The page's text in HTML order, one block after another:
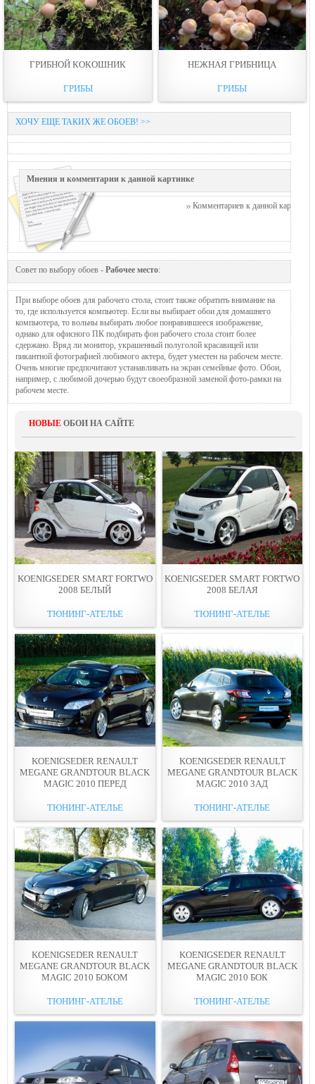
ГРИБНОЙ КОКОШНИК
ГРИБЫ
НЕЖНАЯ ГРИБНИЦА
ГРИБЫ
ХОЧУ ЕЩЕ ТАКИХ ЖЕ ОБОЕВ! >>
Мнения и комментарии к данной картинке
Комментариев к данной картинке
Совет по выбору обоев - Рабочее место:
При выборе обоев для рабочего стола, стоит также обратить внимание на
то, где используется компьютер. Если вы выбирает обои для домашнего
компьютера, то вольны выбирать любое понравившееся изображение,
однако для офисного ПК подбирать фон рабочего стола стоит более
сдержано. Вряд ли монитор, украшенный полуголой красавицей или
пикантной фотографией любимого актера, будет уместен на рабочем месте.
Очень многие предпочитают устанавливать на экран семейные фото. Обои,
например, с любимой дочерью будут своеобразной заменой фото-рамки на
рабочем месте.
НОВЫЕ ОБОИ НА САЙТЕ
KOENIGSEDER SMART FORTWO
2008 БЕЛЫЙ
ТЮНИНГ-АТЕЛЬЕ
KOENIGSEDER SMART FORTWO
2008 БЕЛАЯ
ТЮНИНГ-АТЕЛЬЕ
KOENIGSEDER RENAULT
MEGANE GRANDTOUR BLACK
MAGIC 2010 ПЕРЕД
ТЮНИНГ-АТЕЛЬЕ
KOENIGSEDER RENAULT
MEGANE GRANDTOUR BLACK
MAGIC 2010 ЗАД
ТЮНИНГ-АТЕЛЬЕ
KOENIGSEDER RENAULT
MEGANE GRANDTOUR BLACK
MAGIC 2010 БОКОМ
ТЮНИНГ-АТЕЛЬЕ
KOENIGSEDER RENAULT
MEGANE GRANDTOUR BLACK
MAGIC 2010 БОК
ТЮНИНГ-АТЕЛЬЕ